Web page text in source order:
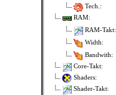
Tech.:
RAM:
RAM-Takt:
Width:
Bandwith:
Core-Takt:
Shaders:
Shader-Takt: